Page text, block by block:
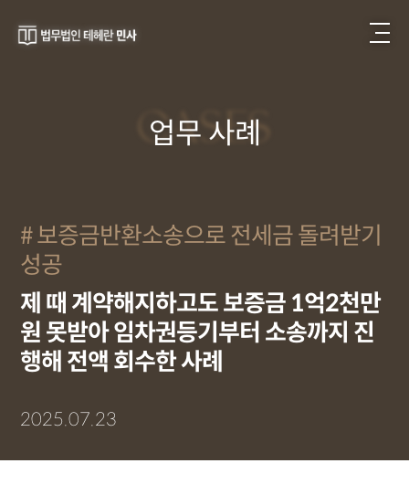
CASES
업무 사례
보증금반환소송으로 전세금 돌려받기
성공
제 때 계약해지하고도 보증금 1억2천만
원 못받아 임차권등기부터 소송까지 진
행해 전액 회수한 사례
2025.07.23